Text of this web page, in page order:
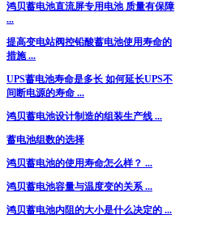
鸿贝蓄电池直流屏专用电池 质量有保障
...
提高变电站阀控铅酸蓄电池使用寿命的
措施 ...
UPS蓄电池寿命是多长 如何延长UPS不
间断电源的寿命 ...
鸿贝蓄电池设计制造的组装生产线 ...
蓄电池组数的选择
鸿贝蓄电池的使用寿命怎么样？ ...
鸿贝蓄电池容量与温度变的关系 ...
鸿贝蓄电池内阻的大小是什么决定的 ...